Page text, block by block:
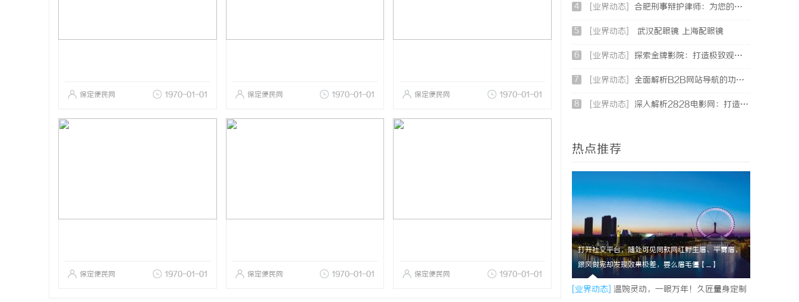
保定便民网 1970-01-01 保定便民网 1970-01-01 保定便民网 1970-01-01
保定便民网 1970-01-01 保定便民网 1970-01-01 保定便民网 1970-01-01
4 [业界动态] 合肥刑事辩护律师：为您的权益保驾护航
5 [业界动态] 武汉配眼镜 上海配眼镜
6 [业界动态] 探索金牌影院：打造极致观影体验的现代影院典范
7 [业界动态] 全面解析B2B网站导航的功能与发展趋势
8 [业界动态] 深入解析2828电影网：打造高清免费视频观影新体验
热点推荐
打开社交平台，随处可见同款网红野生眉、平雾眉，
跟风做完却发现效果极差，要么眉毛僵【....】
[业界动态] 温婉灵动，一眼万年！久匠量身定制